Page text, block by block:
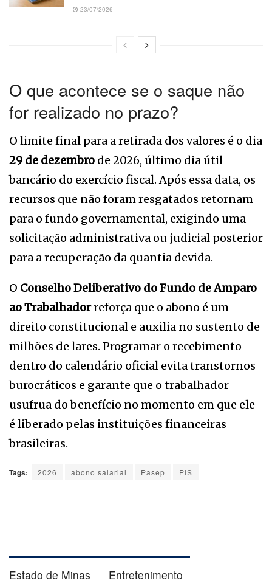
23/07/2026
O que acontece se o saque não
for realizado no prazo?
O limite final para a retirada dos valores é o dia
29 de dezembro de 2026, último dia útil
bancário do exercício fiscal. Após essa data, os
recursos que não foram resgatados retornam
para o fundo governamental, exigindo uma
solicitação administrativa ou judicial posterior
para a recuperação da quantia devida.
O Conselho Deliberativo do Fundo de Amparo
ao Trabalhadorreforça que o abono é um
direito constitucional e auxilia no sustento de
milhões de lares. Programar o recebimento
dentro do calendário oficial evita transtornos
burocráticos e garante que o trabalhador
usufrua do benefício no momento em que ele
é liberado pelas instituições financeiras
brasileiras.
Tags: 2026 abono salarial Pasep PIS
Estado de Minas Entretenimento